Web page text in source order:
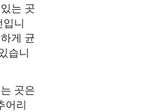
는 곳
니
게 균
습니
곳은
어리